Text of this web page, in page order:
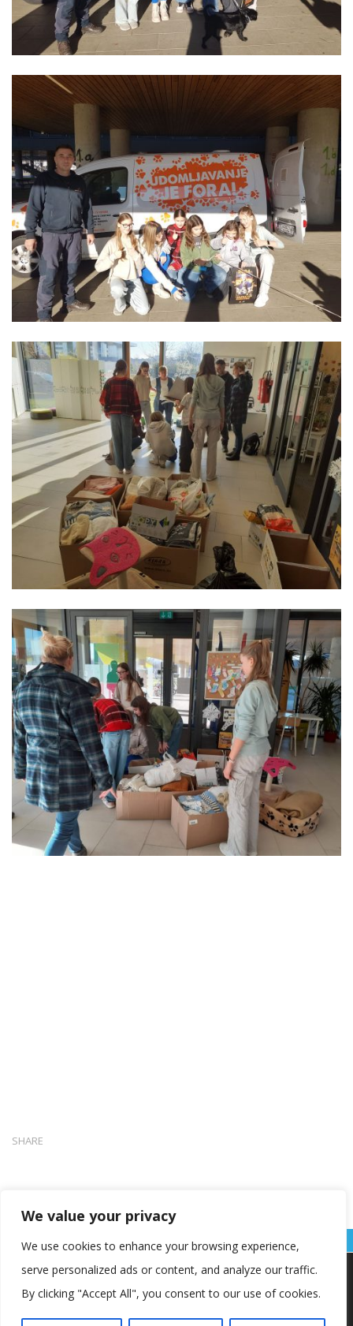
We value your privacy
We use cookies to enhance your browsing experience,
serve personalized ads or content, and analyze our traffic.
By clicking "Accept All", you consent to our use of cookies.
SHARE
Koristimo kolačiće kako bismo vam pružili najbolje iskustvo na
našoj web stranici.
Informacije o kolačićima koje koristimo ili opcije za